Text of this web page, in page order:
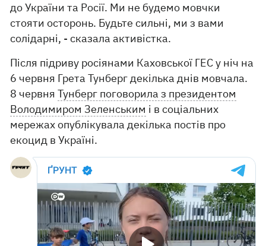
до України та Росії. Ми не будемо мовчки
стояти осторонь. Будьте сильні, ми з вами
солідарні, - сказала активістка.
Після підриву росіянами Каховської ГЕС у ніч на
6 червня Грета Тунберг декілька днів мовчала.
8 червняТунберг поговорила з президентом
Володимиром Зеленським і в соціальних
мережах опублікувала декілька постів про
екоцид в Україні.